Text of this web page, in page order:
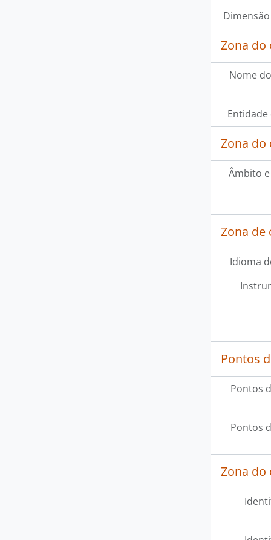
Zona do
Nome
Zona do
Âmbito
Zona de
Idioma
Pontos
Pontos
Pontos
Zona do